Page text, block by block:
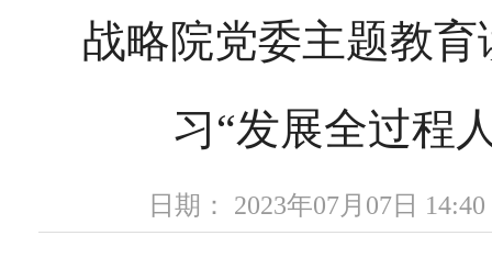
战略院党委主题教
习“发展全过程
日期： 2023年07月07日